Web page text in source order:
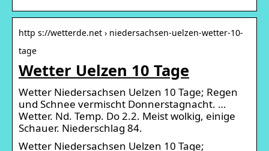
http s://wetterde.net › niedersachsen-uelzen-wetter-10-
tage
Wetter Uelzen 10 Tage
Wetter Niedersachsen Uelzen 10 Tage; Regen
und Schnee vermischt Donnerstagnacht. …
Wetter. Nd. Temp. Do 2.2. Meist wolkig, einige
Schauer. Niederschlag 84.
Wetter Niedersachsen Uelzen 10 Tage;